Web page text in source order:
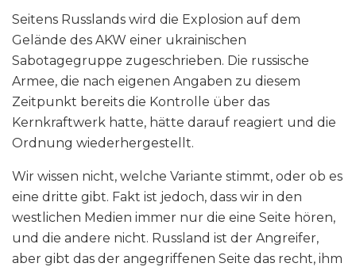
Seitens Russlands wird die Explosion auf dem
Gelände des AKW einer ukrainischen
Sabotagegruppe zugeschrieben. Die russische
Armee, die nach eigenen Angaben zu diesem
Zeitpunkt bereits die Kontrolle über das
Kernkraftwerk hatte, hätte darauf reagiert und die
Ordnung wiederhergestellt.
Wir wissen nicht, welche Variante stimmt, oder ob es
eine dritte gibt. Fakt ist jedoch, dass wir in den
westlichen Medien immer nur die eine Seite hören,
und die andere nicht. Russland ist der Angreifer,
aber gibt das der angegriffenen Seite das recht, ihm